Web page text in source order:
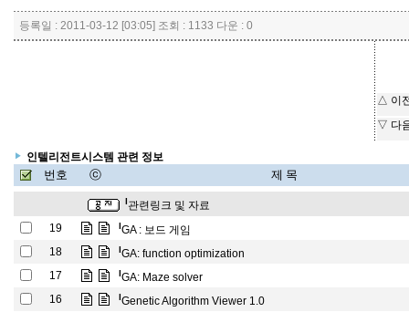
등록일 : 2011-03-12 [03:05] 조회 : 1133 다운 : 0
△ 이
▽ 다
인텔리전트시스템 관련 정보
번호 ⓒ 제 목
l관련링크 및 자료
19
lGA : 보드 게임
18
lGA: function optimization
17
lGA: Maze solver
16
lGenetic Algorithm Viewer 1.0